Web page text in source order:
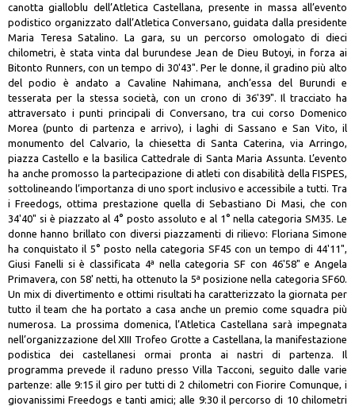
canotta gialloblu dell’Atletica Castellana, presente in massa all’evento
podistico organizzato dall’Atletica Conversano, guidata dalla presidente
Maria Teresa Satalino. La gara, su un percorso omologato di dieci
chilometri, è stata vinta dal burundese Jean de Dieu Butoyi, in forza ai
Bitonto Runners, con un tempo di 30'43". Per le donne, il gradino più alto
del podio è andato a Cavaline Nahimana, anch’essa del Burundi e
tesserata per la stessa società, con un crono di 36'39". Il tracciato ha
attraversato i punti principali di Conversano, tra cui corso Domenico
Morea (punto di partenza e arrivo), i laghi di Sassano e San Vito, il
monumento del Calvario, la chiesetta di Santa Caterina, via Arringo,
piazza Castello e la basilica Cattedrale di Santa Maria Assunta. L’evento
ha anche promosso la partecipazione di atleti con disabilità della FISPES,
sottolineando l’importanza di uno sport inclusivo e accessibile a tutti. Tra
i Freedogs, ottima prestazione quella di Sebastiano Di Masi, che con
34'40" si è piazzato al 4° posto assoluto e al 1° nella categoria SM35. Le
donne hanno brillato con diversi piazzamenti di rilievo: Floriana Simone
ha conquistato il 5° posto nella categoria SF45 con un tempo di 44'11",
Giusi Fanelli si è classificata 4ª nella categoria SF con 46'58" e Angela
Primavera, con 58' netti, ha ottenuto la 5ª posizione nella categoria SF60.
Un mix di divertimento e ottimi risultati ha caratterizzato la giornata per
tutto il team che ha portato a casa anche un premio come squadra più
numerosa. La prossima domenica, l’Atletica Castellana sarà impegnata
nell’organizzazione del XIII Trofeo Grotte a Castellana, la manifestazione
podistica dei castellanesi ormai pronta ai nastri di partenza. Il
programma prevede il raduno presso Villa Tacconi, seguito dalle varie
partenze: alle 9:15 il giro per tutti di 2 chilometri con Fiorire Comunque, i
giovanissimi Freedogs e tanti amici; alle 9:30 il percorso di 10 chilometri